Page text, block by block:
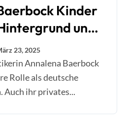
Kinder
und
23, 2025
Rolle als deutsche
ihr privates...